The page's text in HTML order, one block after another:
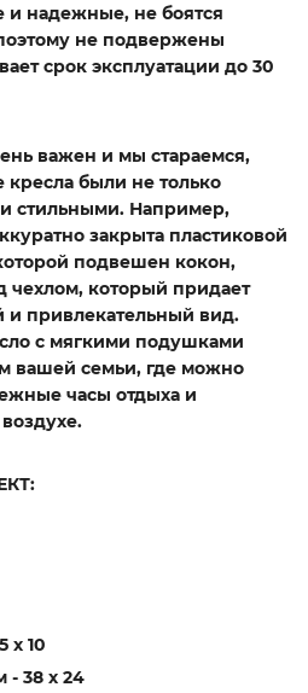
надежные, не боятся
не подвержены
срок эксплуатации до 30
важен и мы стараемся,
были не только
стильными. Например,
закрыта пластиковой
подвешен кокон,
чехлом, который придает
привлекательный вид.
с мягкими подушками
вашей семьи, где можно
часы отдыха и
х 10
- 38 х 24